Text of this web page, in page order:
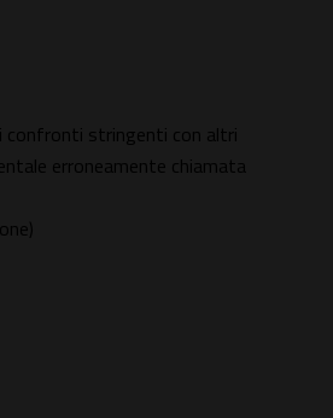
confronti stringenti con altri
erroneamente chiamata